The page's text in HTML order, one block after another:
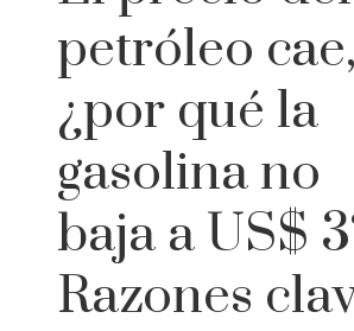
petróleo cae,
¿por qué la
gasolina no
baja a US$
Razones